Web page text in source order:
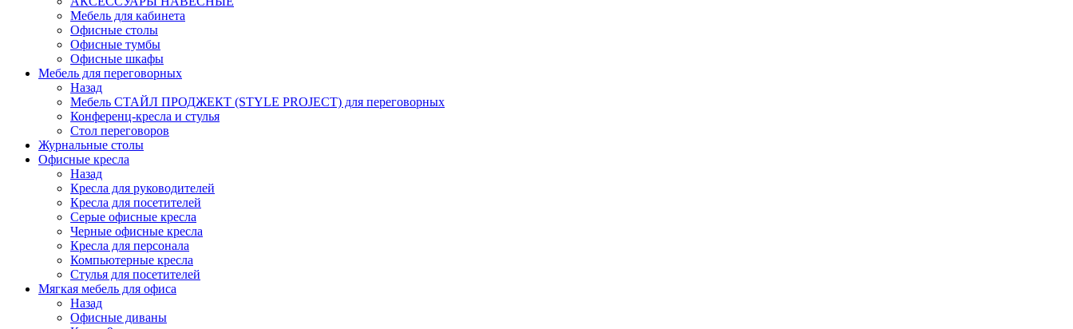
Мебель для кабинета
Офисные столы
Офисные тумбы
Офисные шкафы
Мебель для переговорных
Назад
Мебель СТАЙЛ ПРОДЖЕКТ (STYLE PROJECT) для переговорных
Конференц-кресла и стулья
Стол переговоров
Журнальные столы
Офисные кресла
Назад
Кресла для руководителей
Кресла для посетителей
Серые офисные кресла
Черные офисные кресла
Кресла для персонала
Компьютерные кресла
Стулья для посетителей
Мягкая мебель для офиса
Назад
Офисные диваны